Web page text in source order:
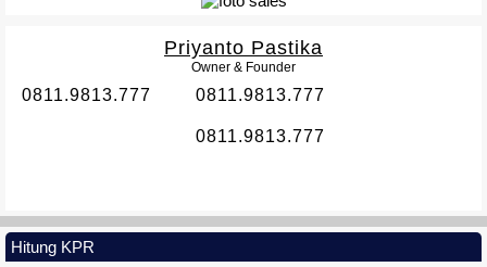
Priyanto Pastika
Owner & Founder
0811.9813.777 0811.9813.777
0811.9813.777
Hitung KPR